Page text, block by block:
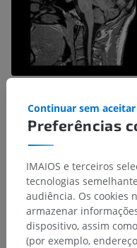
Preferências
Continuar sem aceitar
IMAIOS e terceiros
tecnologias
audiência. Os cookies
armazenar
dispositivo, assim
(por exemplo,